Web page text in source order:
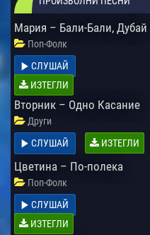
Мария – Бали-Бали, Дубай
Поп-Фолк
СЛУШАЙ
ИЗТЕГЛИ
Вторник – Одно Касание
Други
СЛУШАЙ
ИЗТЕГЛИ
Цветина – По-полека
Поп-Фолк
СЛУШАЙ
ИЗТЕГЛИ